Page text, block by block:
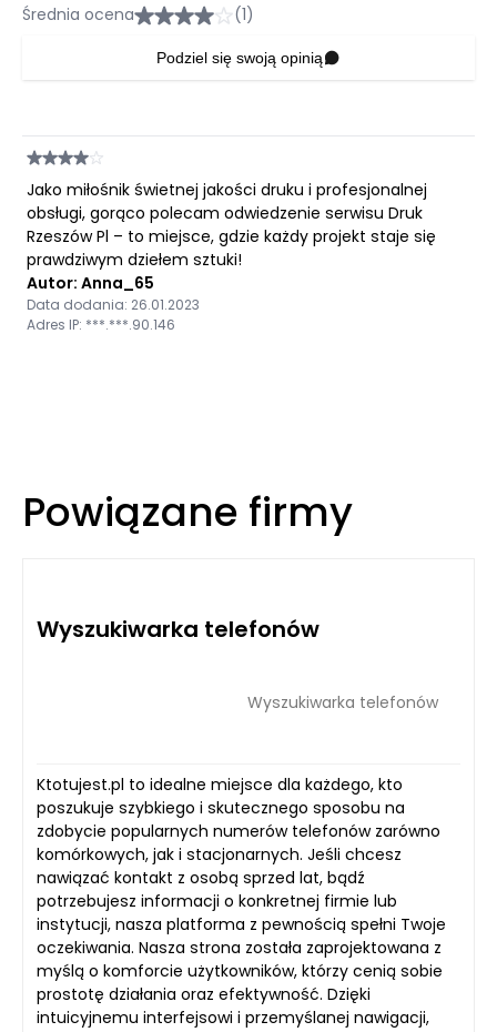
Średnia ocena (1)
Podziel się swoją opinią
Jako miłośnik świetnej jakości druku i profesjonalnej
obsługi, gorąco polecam odwiedzenie serwisu Druk
Rzeszów Pl – to miejsce, gdzie każdy projekt staje się
prawdziwym dziełem sztuki!
Autor: Anna_65
Data dodania: 26.01.2023
Adres IP: ***.***.90.146
Powiązane firmy
Wyszukiwarka telefonów
Wyszukiwarka telefonów
Ktotujest.pl to idealne miejsce dla każdego, kto
poszukuje szybkiego i skutecznego sposobu na
zdobycie popularnych numerów telefonów zarówno
komórkowych, jak i stacjonarnych. Jeśli chcesz
nawiązać kontakt z osobą sprzed lat, bądź
potrzebujesz informacji o konkretnej firmie lub
instytucji, nasza platforma z pewnością spełni Twoje
oczekiwania. Nasza strona została zaprojektowana z
myślą o komforcie użytkowników, którzy cenią sobie
prostotę działania oraz efektywność. Dzięki
intuicyjnemu interfejsowi i przemyślanej nawigacji,